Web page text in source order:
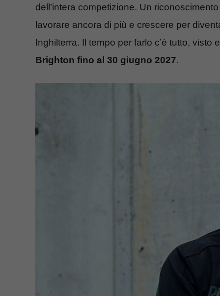
dell’intera competizione. Un
lavorare ancora di più e crescere per
Inghilterra. Il tempo per farlo c’è tutto, visto
Brighton fino al 30 giugno 2027.